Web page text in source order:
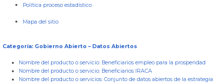
Política proceso estadístico
Mapa del sitio
Categoría: Gobierno Abierto – Datos Abiertos
Nombre del producto o servicio: Beneficiarios empleo para la prosperidad
Nombre del producto o servicio: Beneficiarios IRACA
Nombre del producto o servicios: Conjunto de datos abiertos de la estrategia